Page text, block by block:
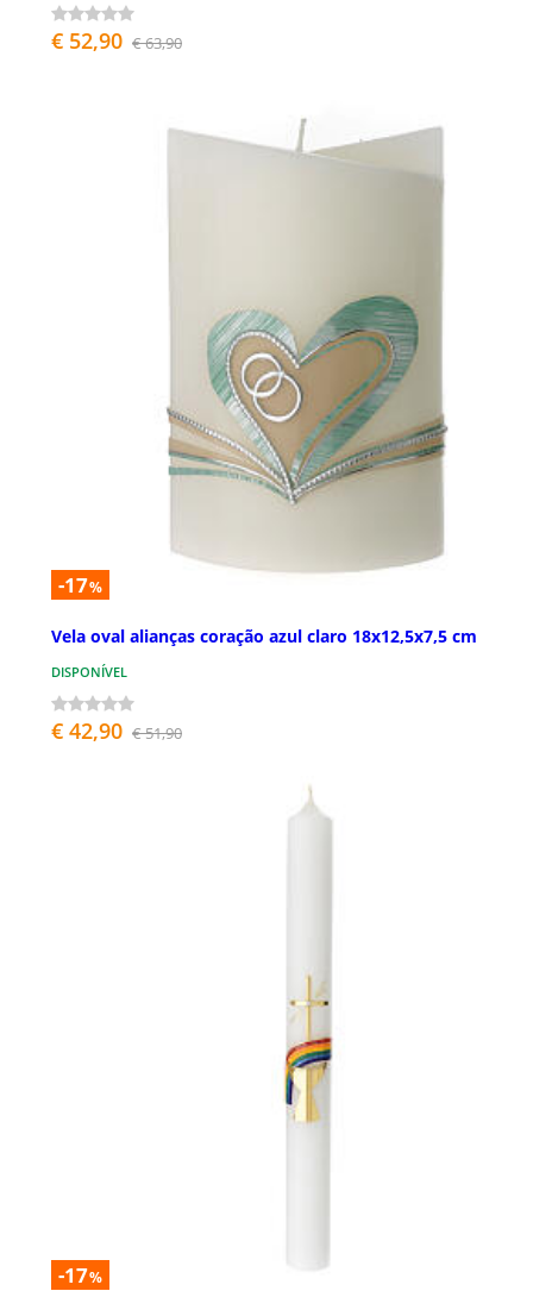
€ 52,90 € 63,90
-17%
Vela oval alianças coração azul claro 18x12,5x7,5 cm
DISPONÍVEL
€ 42,90 € 51,90
-17%